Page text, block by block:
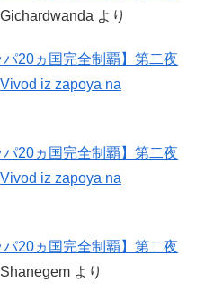
Gichardwanda より
20ヵ国完全制覇】第二夜
Vivod iz zapoya na
20ヵ国完全制覇】第二夜
Vivod iz zapoya na
20ヵ国完全制覇】第二夜
Shanegem より